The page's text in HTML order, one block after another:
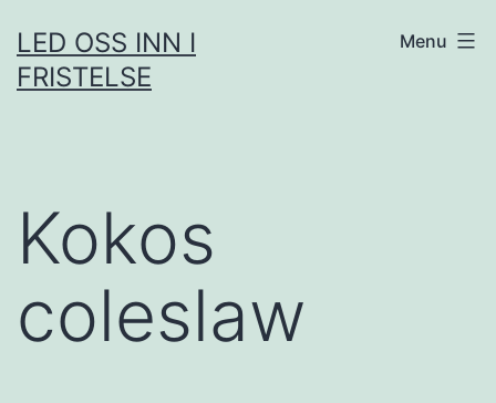
to
content
LED OSS INN I
FRISTELSE
Menu
Kokos
coleslaw